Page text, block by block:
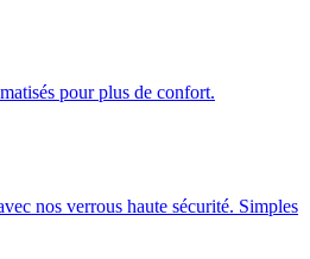
pour plus de confort.
nos verrous haute sécurité. Simples